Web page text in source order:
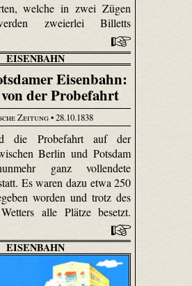
welche in zwei Zügen
zweierlei Billetts
EISENBAHN
Eisenbahn:
der Probefahrt
Zeitung• 28.10.1838
die Probefahrt auf der
Berlin und Potsdam
ganz vollendete
Es waren dazu etwa 250
worden und trotz des
alle Plätze besetzt.
EISENBAHN